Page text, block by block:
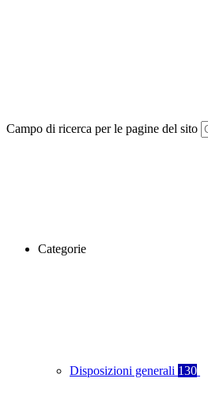
Campo di ricerca per le pagine del sito
Categorie
Disposizioni generali 130